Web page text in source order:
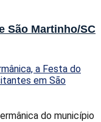
São Martinho/SC
do município